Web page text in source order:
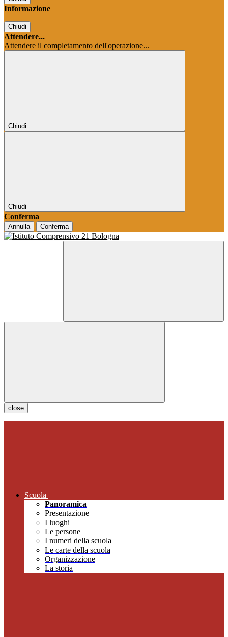
Informazione
Chiudi
Attendere...
Attendere il completamento dell'operazione...
Chiudi
Chiudi
Conferma
Annulla Conferma
close
Scuola
Panoramica
Presentazione
I luoghi
Le persone
I numeri della scuola
Le carte della scuola
Organizzazione
La storia